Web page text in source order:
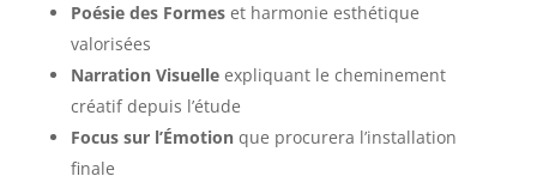
Poésie des Formeset harmonie esthétique
valorisées
Narration Visuelleexpliquant le cheminement
créatif depuis l’étude
Focus sur l’Émotionque procurera l’installation
finale